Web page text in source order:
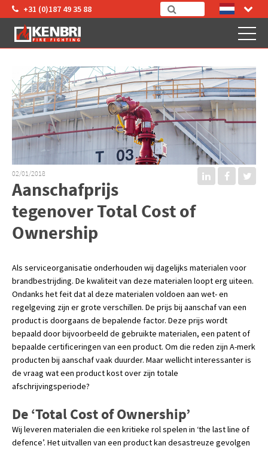
+31 (0)187 49 35 88
02/01/2018
Aanschafprijs
tegenover Total Cost of
Ownership
Als serviceorganisatie onderhouden wij dagelijks materialen voor
brandbestrijding. De kwaliteit van deze materialen loopt erg uiteen.
Ondanks het feit dat al deze materialen voldoen aan wet- en
regelgeving zijn er grote verschillen. De prijs bij aanschaf van een
product is doorgaans de bepalende factor. Deze prijs wordt
bepaald door bijvoorbeeld de gebruikte materialen, een patent of
bepaalde certificeringen van een product. Om die reden zijn A-merk
producten bij aanschaf vaak duurder. Maar wellicht interessanter is
de vraag wat een product kost over zijn totale
afschrijvingsperiode?
De ‘Total Cost of Ownership’
Wij leveren materialen die een kritieke rol spelen in ‘the last line of
defence’. Het uitvallen van een product kan desastreuze gevolgen